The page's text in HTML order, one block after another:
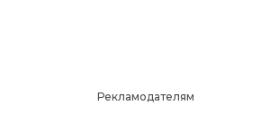
Рекламодателям